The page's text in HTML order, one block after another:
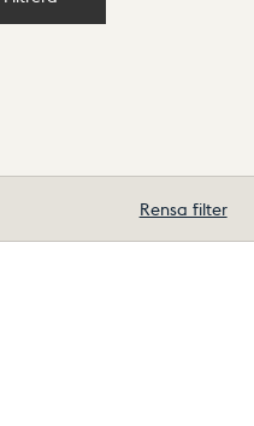
Rensa filter